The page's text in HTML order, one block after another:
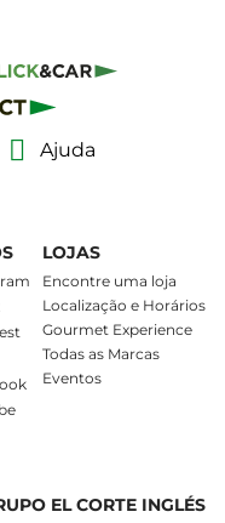
Ajuda
LOJAS
Encontre uma loja
Localização e Horários
Gourmet Experience
Todas as Marcas
Eventos
EL CORTE INGLÉS